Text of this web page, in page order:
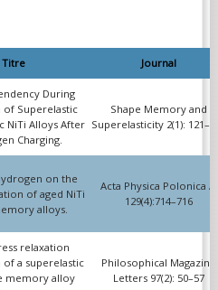
Titre
Journal
During
of Superelastic
NiTi Alloys After
Charging.
Shape Memory and
Superelasticity 2(1):
on the
of aged NiTi
alloys.
Acta Physica Polonica A.
129(4):714–716
relaxation
of a superelastic
memory alloy
Philosophical Magazine
Letters 97(2): 50–57